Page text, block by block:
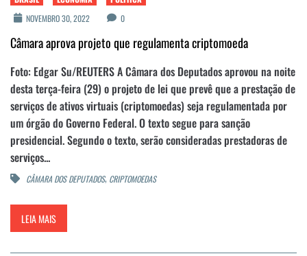
NOVEMBRO 30, 2022
0
Câmara aprova projeto que regulamenta criptomoeda
Foto: Edgar Su/REUTERS A Câmara dos Deputados aprovou na noite
desta terça-feira (29) o projeto de lei que prevê que a prestação de
serviços de ativos virtuais (criptomoedas) seja regulamentada por
um órgão do Governo Federal. O texto segue para sanção
presidencial. Segundo o texto, serão consideradas prestadoras de
serviços...
CÂMARA DOS DEPUTADOS, CRIPTOMOEDAS
LEIA MAIS